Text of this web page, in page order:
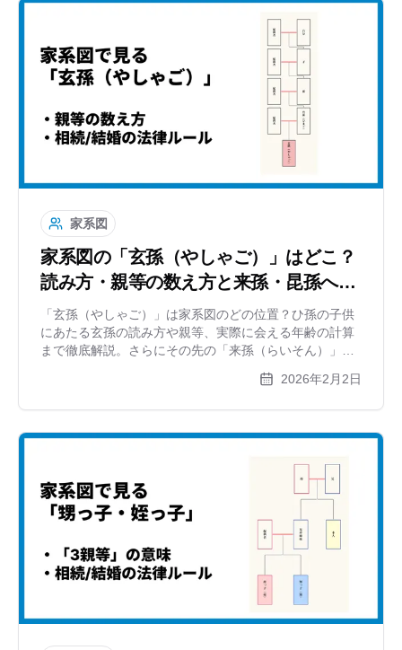
家系図
家系図の「玄孫（やしゃご）」はどこ？
読み方・親等の数え方と来孫・昆孫への
続き方
「玄孫（やしゃご）」は家系図のどの位置？ひ孫の子供
にあたる玄孫の読み方や親等、実際に会える年齢の計算
まで徹底解説。さらにその先の「来孫（らいそん）」
名一覧と、縦に長くなる家系図の書き方をご紹介しま
2026年2月2日